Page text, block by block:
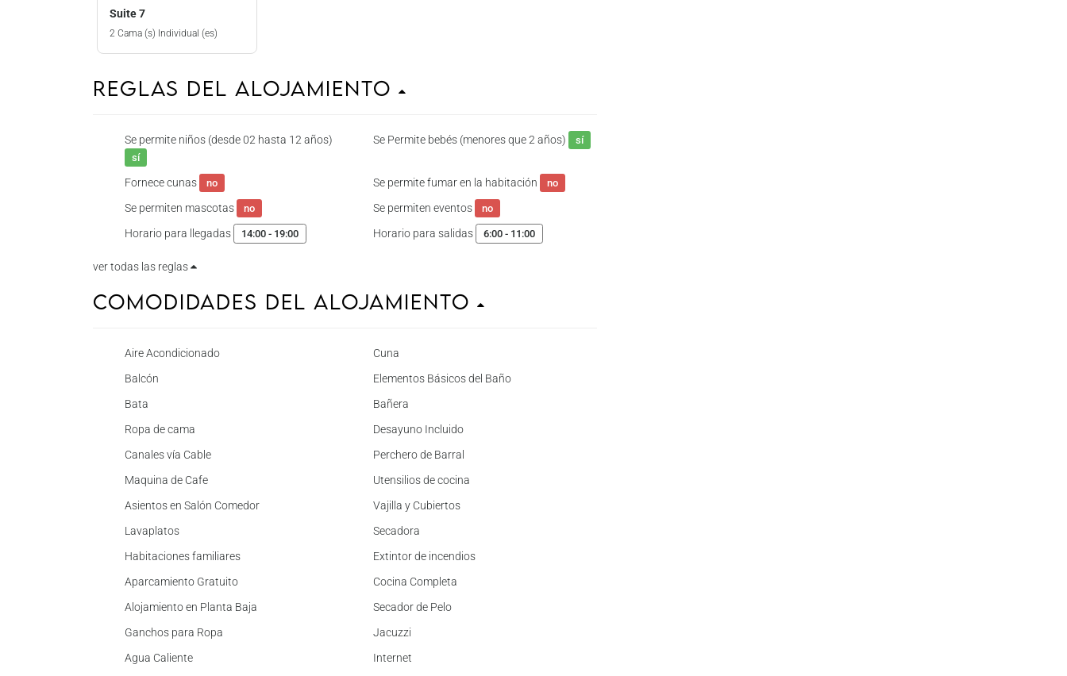
Suite 7
2 Cama (s) Individual (es)
Reglas del Alojamiento
Se permite niños (desde 02 hasta 12 años)
sí
Se Permite bebés (menores que 2 años) sí
Fornece cunas no Se permite fumar en la habitación no
Se permiten mascotas no Se permiten eventos no
Horario para llegadas 14:00 - 19:00 Horario para salidas 6:00 - 11:00
ver todas las reglas
Comodidades del Alojamiento
Aire Acondicionado
Cuna
Balcón
Elementos Básicos del Baño
Bata
Bañera
Ropa de cama
Desayuno Incluido
Canales vía Cable
Perchero de Barral
Maquina de Cafe
Utensilios de cocina
Asientos en Salón Comedor
Vajilla y Cubiertos
Lavaplatos
Secadora
Habitaciones familiares
Extintor de incendios
Aparcamiento Gratuito
Cocina Completa
Alojamiento en Planta Baja
Secador de Pelo
Ganchos para Ropa
Jacuzzi
Agua Caliente
Internet